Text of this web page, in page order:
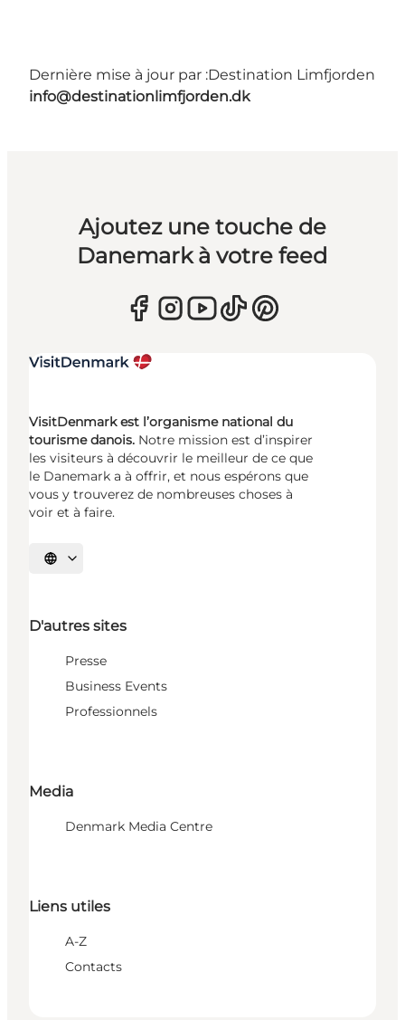
Dernière mise à jour par :Destination Limfjorden
info@destinationlimfjorden.dk
Ajoutez une touche de
Danemark à votre feed
VisitDenmark est l’organisme national du
tourisme danois. Notre mission est d’inspirer
les visiteurs à découvrir le meilleur de ce que
le Danemark a à offrir, et nous espérons que
vous y trouverez de nombreuses choses à
voir et à faire.
Choisissez la langue
D'autres sites
Presse
Business Events
Professionnels
Media
Denmark Media Centre
Liens utiles
A-Z
Contacts